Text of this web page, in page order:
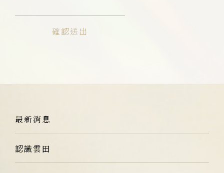
確認送出
最新消息
認識雲田